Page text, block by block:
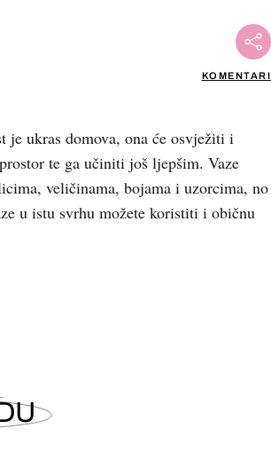
KOMENTARI
je ukras domova, ona će osvježiti i
te ga učiniti još ljepšim. Vaze
veličinama, bojama i uzorcima, no
u istu svrhu možete koristiti i običnu